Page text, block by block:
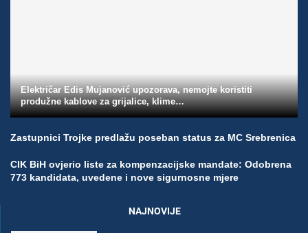
Električar Edis Mujanović upozorava, nemojte koristiti
produžne kablove za grijalice, klime…
Zastupnici Trojke predlažu poseban status za MC Srebrenica
CIK BiH ovjerio liste za kompenzacijske mandate: Odobrena
773 kandidata, uvedene i nove sigurnosne mjere
NAJNOVIJE